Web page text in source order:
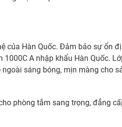
của Hàn Quốc. Đảm bảo sự ổn
A nhập khẩu Hàn Quốc.
sáng bóng, mịn màng cho
phòng tắm sang trọng, đẳng